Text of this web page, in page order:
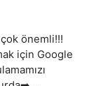
önemli!!!
için Google